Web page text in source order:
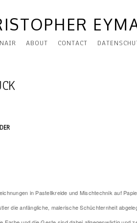
ABOUT CONTACT
in Pastellkreide und Mischtechnik auf
die anfängliche, malerische Schüchternheit